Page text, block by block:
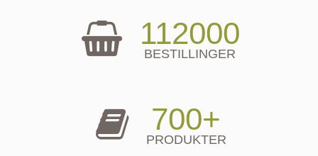
112000
BESTILLINGER
700+
PRODUKTER